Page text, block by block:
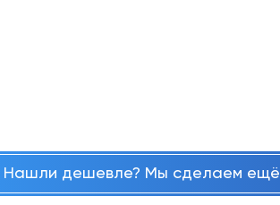
Нашли дешевле? Мы сделаем